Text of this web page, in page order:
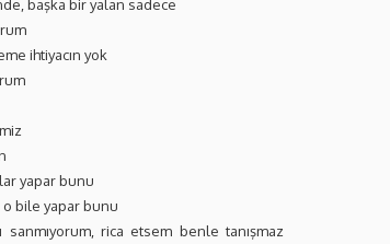
başka bir yalan sadece
ihtiyacın yok
yapar bunu
o bile yapar bunu
sanmıyorum, rica etsem benle tanışmaz